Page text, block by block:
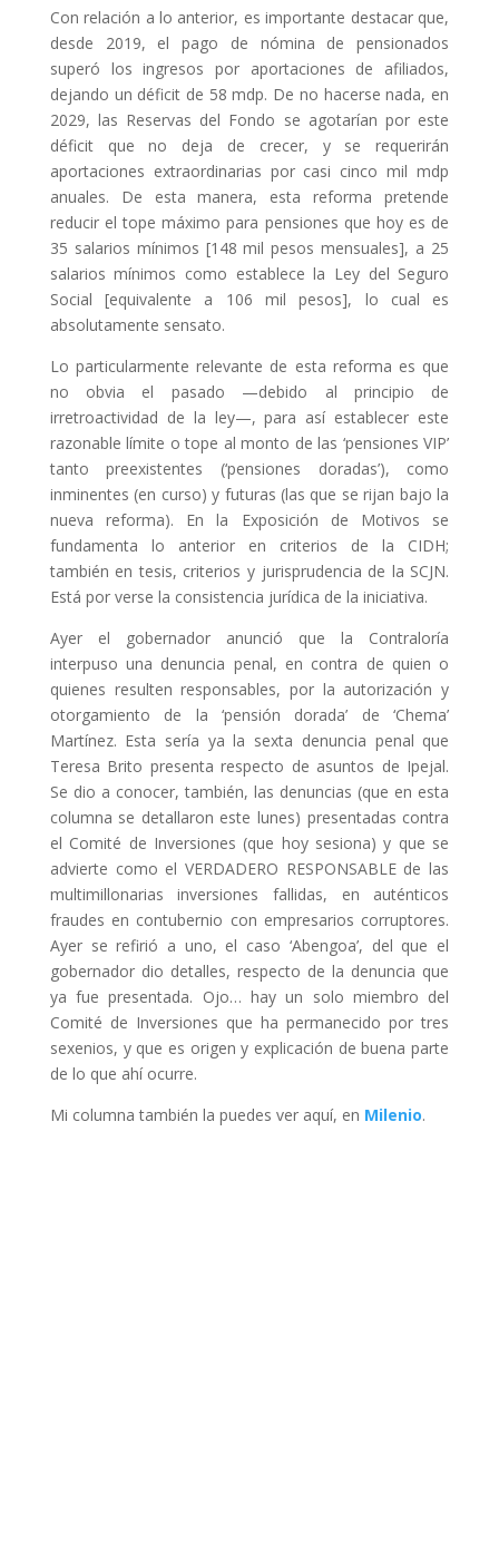
Con relación a lo anterior, es importante destacar que,
desde 2019, el pago de nómina de pensionados
superó los ingresos por aportaciones de afiliados,
dejando un déficit de 58 mdp. De no hacerse nada, en
2029, las Reservas del Fondo se agotarían por este
déficit que no deja de crecer, y se requerirán
aportaciones extraordinarias por casi cinco mil mdp
anuales. De esta manera, esta reforma pretende
reducir el tope máximo para pensiones que hoy es de
35 salarios mínimos [148 mil pesos mensuales], a 25
salarios mínimos como establece la Ley del Seguro
Social [equivalente a 106 mil pesos], lo cual es
absolutamente sensato.
Lo particularmente relevante de esta reforma es que
no obvia el pasado —debido al principio de
irretroactividad de la ley—, para así establecer este
razonable límite o tope al monto de las ‘pensiones VIP’
tanto preexistentes (‘pensiones doradas’), como
inminentes (en curso) y futuras (las que se rijan bajo la
nueva reforma). En la Exposición de Motivos se
fundamenta lo anterior en criterios de la CIDH;
también en tesis, criterios y jurisprudencia de la SCJN.
Está por verse la consistencia jurídica de la iniciativa.
Ayer el gobernador anunció que la Contraloría
interpuso una denuncia penal, en contra de quien o
quienes resulten responsables, por la autorización y
otorgamiento de la ‘pensión dorada’ de ‘Chema’
Martínez. Esta sería ya la sexta denuncia penal que
Teresa Brito presenta respecto de asuntos de Ipejal.
Se dio a conocer, también, las denuncias (que en esta
columna se detallaron este lunes) presentadas contra
el Comité de Inversiones (que hoy sesiona) y que se
advierte como el VERDADERO RESPONSABLE de las
multimillonarias inversiones fallidas, en auténticos
fraudes en contubernio con empresarios corruptores.
Ayer se refirió a uno, el caso ‘Abengoa’, del que el
gobernador dio detalles, respecto de la denuncia que
ya fue presentada. Ojo… hay un solo miembro del
Comité de Inversiones que ha permanecido por tres
sexenios, y que es origen y explicación de buena parte
de lo que ahí ocurre.
Mi columna también la puedes ver aquí, en Milenio.